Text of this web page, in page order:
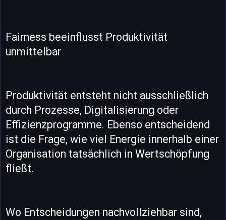
Fairness beeinflusst Produktivität
unmittelbar
Produktivität entsteht nicht ausschließlich
durch Prozesse, Digitalisierung oder
Effizienzprogramme. Ebenso entscheidend
ist die Frage, wie viel Energie innerhalb einer
Organisation tatsächlich in Wertschöpfung
fließt.
Wo Entscheidungen nachvollziehbar sind,